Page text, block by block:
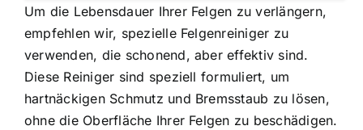
Um die Lebensdauer Ihrer Felgen zu verlängern,
empfehlen wir, spezielle Felgenreiniger zu
verwenden, die schonend, aber effektiv sind.
Diese Reiniger sind speziell formuliert, um
hartnäckigen Schmutz und Bremsstaub zu lösen,
ohne die Oberfläche Ihrer Felgen zu beschädigen.